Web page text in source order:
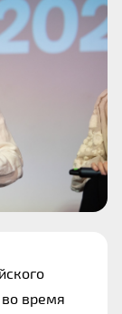
во время